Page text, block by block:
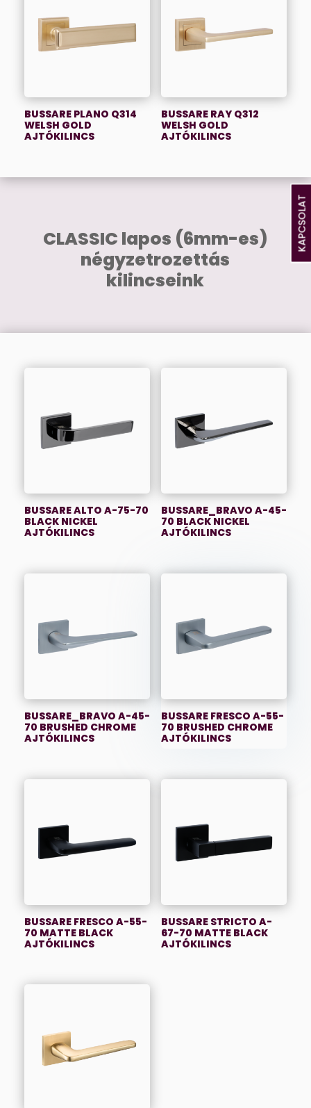
BUSSARE PLANO Q314
WELSH GOLD
AJTÓKILINCS
BUSSARE RAY Q312
WELSH GOLD
AJTÓKILINCS
CLASSIC lapos (6mm-es)
négyzetrozettás
kilincseink
BUSSARE ALTO A-75-70
BLACK NICKEL
AJTÓKILINCS
BUSSARE_BRAVO A-45-
70 BLACK NICKEL
AJTÓKILINCS
BUSSARE_BRAVO A-45-
70 BRUSHED CHROME
AJTÓKILINCS
BUSSARE FRESCO A-55-
70 BRUSHED CHROME
AJTÓKILINCS
BUSSARE FRESCO A-55-
70 MATTE BLACK
AJTÓKILINCS
BUSSARE STRICTO A-
67-70 MATTE BLACK
AJTÓKILINCS
KAPCSOLAT